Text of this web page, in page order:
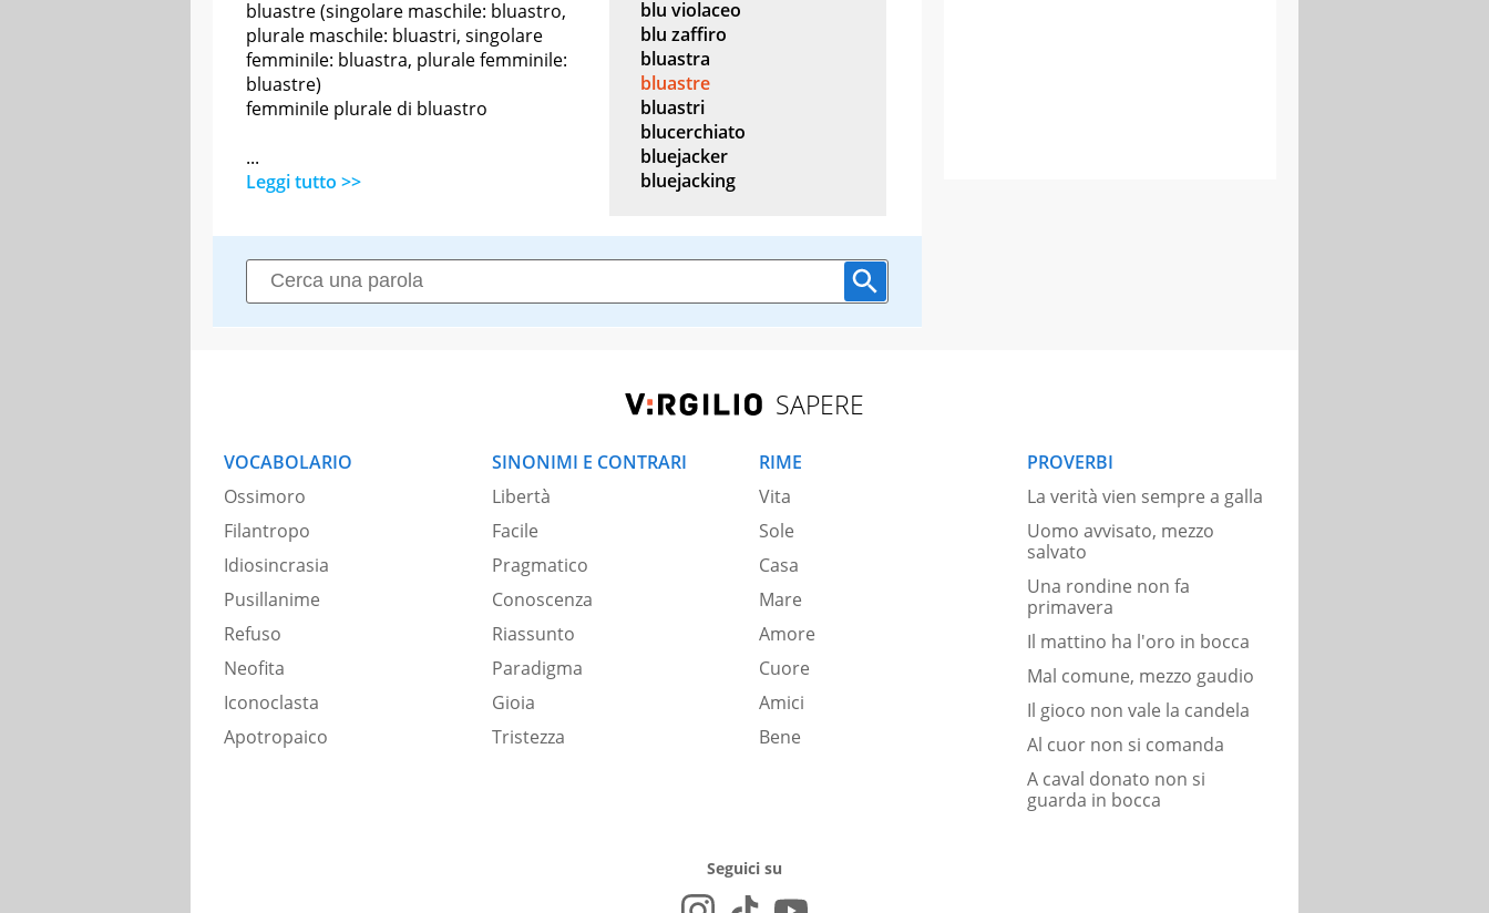
bluastre (singolare maschile: bluastro,
plurale maschile: bluastri, singolare
femminile: bluastra, plurale femminile:
bluastre)
femminile plurale di bluastro
...
Leggi tutto >>
blu violaceo
blu zaffiro
bluastra
bluastre
bluastri
blucerchiato
bluejacker
bluejacking
SAPERE
VOCABOLARIO
Ossimoro
Filantropo
Idiosincrasia
Pusillanime
Refuso
Neofita
Iconoclasta
Apotropaico
SINONIMI E CONTRARI
Libertà
Facile
Pragmatico
Conoscenza
Riassunto
Paradigma
Gioia
Tristezza
RIME
Vita
Sole
Casa
Mare
Amore
Cuore
Amici
Bene
PROVERBI
La verità vien sempre a galla
Uomo avvisato, mezzo
salvato
Una rondine non fa
primavera
Il mattino ha l'oro in bocca
Mal comune, mezzo gaudio
Il gioco non vale la candela
Al cuor non si comanda
A caval donato non si
guarda in bocca
Seguici su